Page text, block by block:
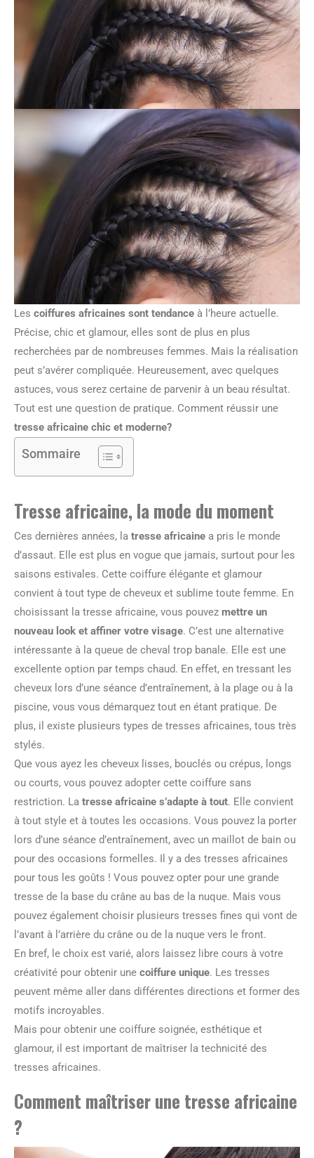
Les coiffures africaines sont tendance à l’heure actuelle.
Précise, chic et glamour, elles sont de plus en plus
recherchées par de nombreuses femmes. Mais la réalisation
peut s’avérer compliquée. Heureusement, avec quelques
astuces, vous serez certaine de parvenir à un beau résultat.
Tout est une question de pratique. Comment réussir une
tresse africaine chic et moderne?
Sommaire
Tresse africaine, la mode du moment
Ces dernières années, la tresse africaine a pris le monde
d’assaut. Elle est plus en vogue que jamais, surtout pour les
saisons estivales. Cette coiffure élégante et glamour
convient à tout type de cheveux et sublime toute femme. En
choisissant la tresse africaine, vous pouvez mettre un
nouveau look et affiner votre visage. C’est une alternative
intéressante à la queue de cheval trop banale. Elle est une
excellente option par temps chaud. En effet, en tressant les
cheveux lors d’une séance d’entraînement, à la plage ou à la
piscine, vous vous démarquez tout en étant pratique. De
plus, il existe plusieurs types de tresses africaines, tous très
stylés.
Que vous ayez les cheveux lisses, bouclés ou crépus, longs
ou courts, vous pouvez adopter cette coiffure sans
restriction. La tresse africaine s’adapte à tout. Elle convient
à tout style et à toutes les occasions. Vous pouvez la porter
lors d’une séance d’entraînement, avec un maillot de bain ou
pour des occasions formelles. Il y a des tresses africaines
pour tous les goûts ! Vous pouvez opter pour une grande
tresse de la base du crâne au bas de la nuque. Mais vous
pouvez également choisir plusieurs tresses fines qui vont de
l’avant à l’arrière du crâne ou de la nuque vers le front.
En bref, le choix est varié, alors laissez libre cours à votre
créativité pour obtenir une coiffure unique. Les tresses
peuvent même aller dans différentes directions et former des
motifs incroyables.
Mais pour obtenir une coiffure soignée, esthétique et
glamour, il est important de maîtriser la technicité des
tresses africaines.
Comment maîtriser une tresse africaine
?